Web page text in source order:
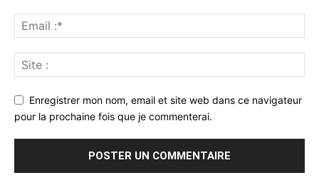
Enregistrer mon nom, email et site web dans ce navigateur
pour la prochaine fois que je commenterai.